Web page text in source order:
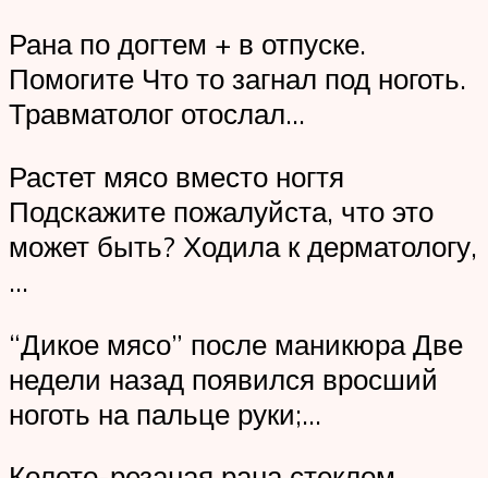
Рана по догтем + в отпуске.
Помогите Что то загнал под ноготь.
Травматолог отослал…
Растет мясо вместо ногтя
Подскажите пожалуйста, что это
может быть? Ходила к дерматологу,
…
“Дикое мясо” после маникюра Две
недели назад появился вросший
ноготь на пальце руки;…